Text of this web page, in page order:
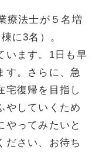
療法士が５名増
に3名）。
います。1日も早
す。さらに、急
宅復帰を目指し
やしていくため
やってみたいと
ださい、お待ち